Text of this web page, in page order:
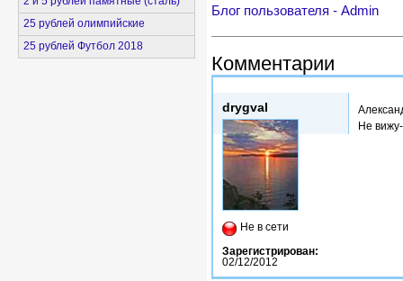
25 рублей олимпийские
25 рублей Футбол 2018
Блог пользователя - Admin
Комментарии
drygval
Не в сети
Зарегистрирован:
02/12/2012
Не